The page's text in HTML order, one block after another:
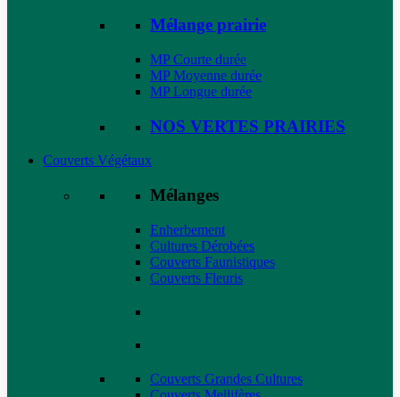
Mélange prairie
MP Courte durée
MP Moyenne durée
MP Longue durée
NOS VERTES PRAIRIES
Couverts Végétaux
Mélanges
Enherbement
Cultures Dérobées
Couverts Faunistiques
Couverts Fleuris
Couverts Grandes Cultures